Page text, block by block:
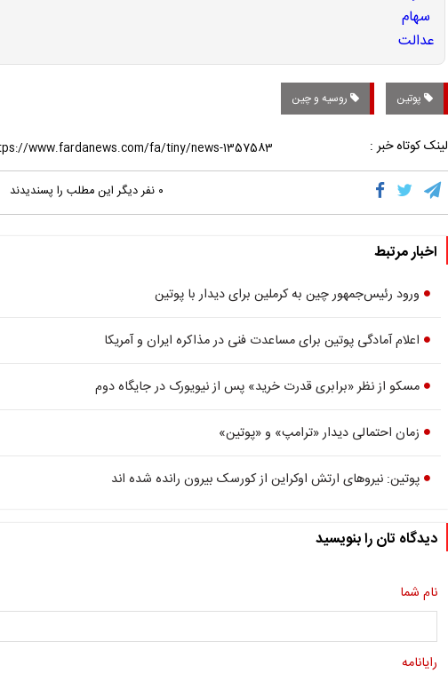
پوتین روسیه و چین
لینک کوتاه خبر :
۰ نفر دیگر این مطلب را پسندیدند
اخبار مرتبط
ورود رئیس‌جمهور چین به کرملین برای دیدار با پوتین
اعلام آمادگی پوتین برای مساعدت فنی در مذاکره ایران و آمریکا
مسکو از نظر «برابری قدرت خرید» پس از نیویورک در جایگاه دوم
زمان احتمالی دیدار «ترامپ» و «پوتین»
پوتین: نیروهای ارتش اوکراین از کورسک بیرون رانده شده اند
دیدگاه تان را بنویسید
نام شما
رایانامه